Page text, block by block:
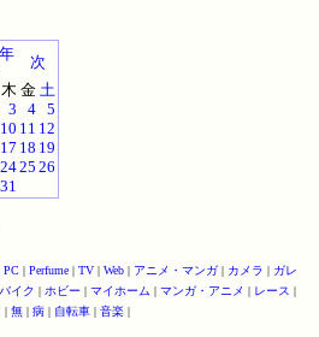
次
木 金 土
3 4 5
10 11 12
17 18 19
2425 26
31
PC Perfume TV Web アニメ・マンガ カメラ
ガレ
バイク ホビー マイホーム マンガ・アニメ レース
無 病 自転車 音楽